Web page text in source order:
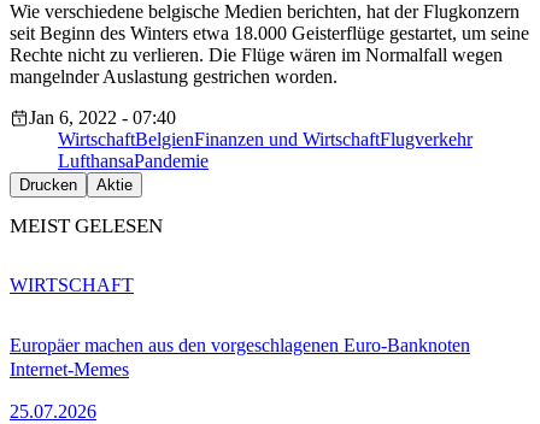
Wie verschiedene belgische Medien berichten, hat der Flugkonzern
seit Beginn des Winters etwa 18.000 Geisterflüge gestartet, um seine
Rechte nicht zu verlieren. Die Flüge wären im Normalfall wegen
mangelnder Auslastung gestrichen worden.
Jan 6, 2022 - 07:40
WirtschaftBelgienFinanzen und WirtschaftFlugverkehr
LufthansaPandemie
Drucken Aktie
MEIST GELESEN
Europäer machen aus den vorgeschlagenen Euro-Banknoten
Internet-Memes
25.07.2026
WIRTSCHAFT